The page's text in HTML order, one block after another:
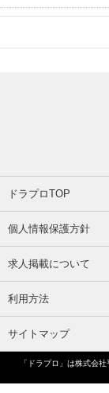
ドラプロTOP
個人情報保護方針
求人掲載について
利用方法
サイトマップ
「ドラプロ」は株式会